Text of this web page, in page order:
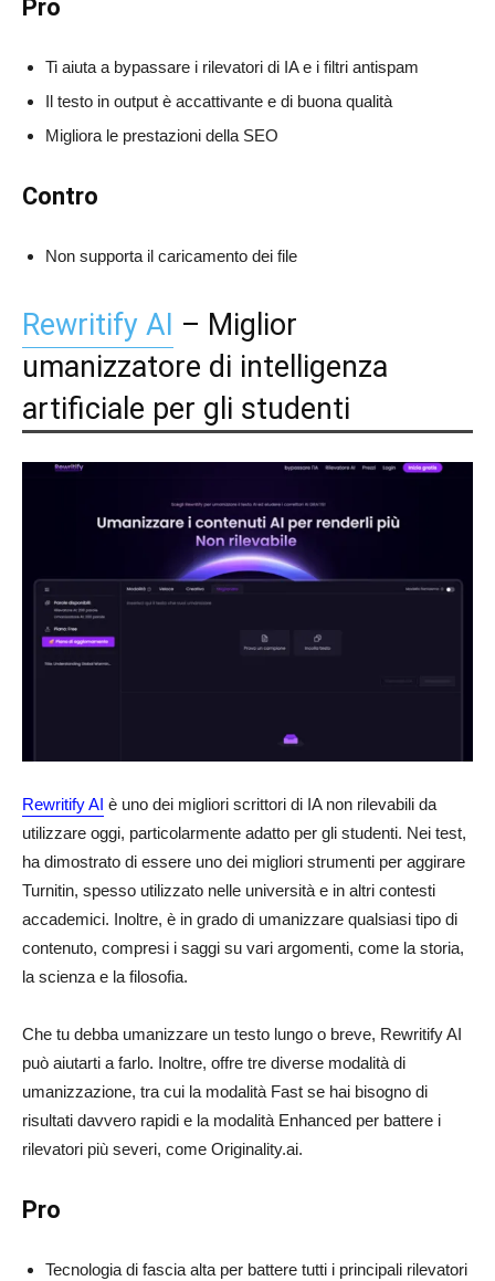
Pro
Ti aiuta a bypassare i rilevatori di IA e i filtri antispam
Il testo in output è accattivante e di buona qualità
Migliora le prestazioni della SEO
Contro
Non supporta il caricamento dei file
Rewritify AI – Miglior
umanizzatore di intelligenza
artificiale per gli studenti
Rewritify AI è uno dei migliori scrittori di IA non rilevabili da
utilizzare oggi, particolarmente adatto per gli studenti. Nei test,
ha dimostrato di essere uno dei migliori strumenti per aggirare
Turnitin, spesso utilizzato nelle università e in altri contesti
accademici. Inoltre, è in grado di umanizzare qualsiasi tipo di
contenuto, compresi i saggi su vari argomenti, come la storia,
la scienza e la filosofia.
Che tu debba umanizzare un testo lungo o breve, Rewritify AI
può aiutarti a farlo. Inoltre, offre tre diverse modalità di
umanizzazione, tra cui la modalità Fast se hai bisogno di
risultati davvero rapidi e la modalità Enhanced per battere i
rilevatori più severi, come Originality.ai.
Pro
Tecnologia di fascia alta per battere tutti i principali rilevatori